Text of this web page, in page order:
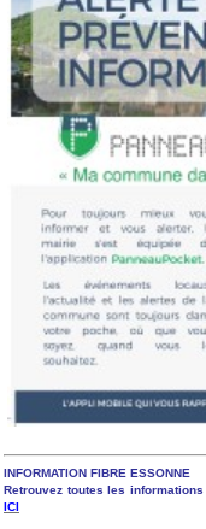
INFORMATION FIBRE ESSONNE
Retrouvez toutes les
ICI